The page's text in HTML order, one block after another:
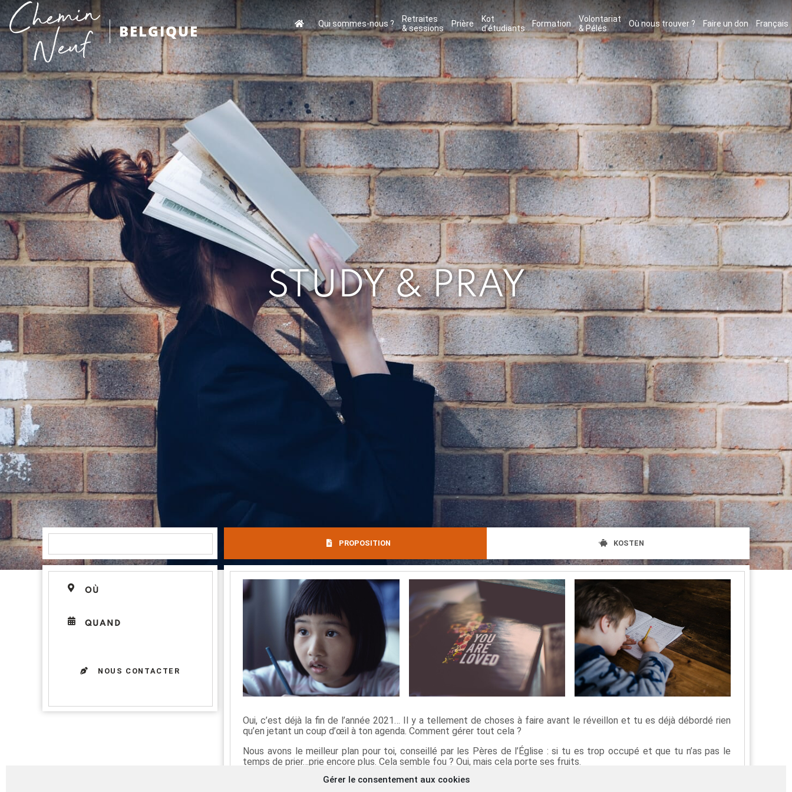
Gérer le consentement aux cookies
BELGIQUE Qui sommes-nous ?
Retraites
& sessions
Prière
Kot
d’étudiants
Formation
Volontariat
& Pélés
Où nous trouver ? Faire un don Français
STUDY & PRAY
PROPOSITION KOSTEN
OÙ
QUAND
NOUS CONTACTER
Oui, c’est déjà la fin de l’année 2021… Il y a tellement de choses à faire avant le réveillon et tu es déjà débordé rien
qu’en jetant un coup d’œil à ton agenda. Comment gérer tout cela ?
Nous avons le meilleur plan pour toi, conseillé par les Pères de l’Église : si tu es trop occupé et que tu n’as pas le
temps de prier…prie encore plus. Cela semble fou ? Oui, mais cela porte ses fruits.
À la fin du semestre et de l’année, prends du temps et donne la priorité à Dieu et à ta vie intérieure.